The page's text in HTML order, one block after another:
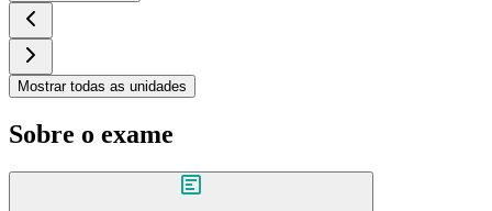
Mostrar todas as unidades
Sobre o exame